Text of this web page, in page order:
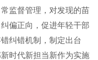
监督管理，对发现的苗
偏正向，促进年轻干部
纠错机制，制定出台
时代新担当新作为实施